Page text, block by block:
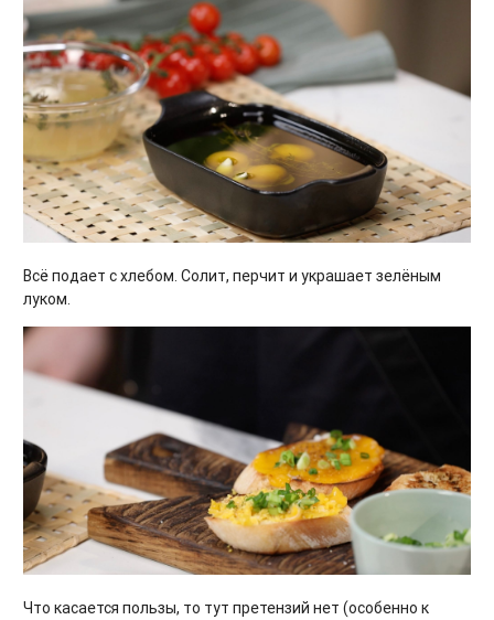
Всё подает с хлебом. Солит, перчит и украшает зелёным
луком.
Что касается пользы, то тут претензий нет (особенно к